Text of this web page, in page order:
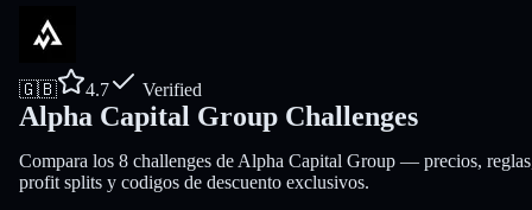
🇬🇧 4.7 Verified
Alpha Capital Group Challenges
Compara los 8 challenges de Alpha Capital Group — precios,
profit splits y codigos de descuento exclusivos.